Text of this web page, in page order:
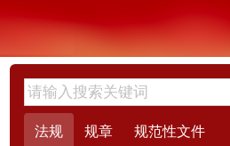
法规 规章 规范性文件